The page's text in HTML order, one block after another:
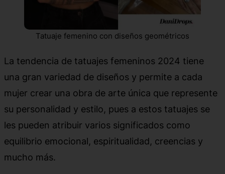
Tatuaje femenino con diseños geométricos
La tendencia de tatuajes femeninos 2024 tiene
una gran variedad de diseños y permite a cada
mujer crear una obra de arte única que represente
su personalidad y estilo, pues a estos tatuajes se
les pueden atribuir varios significados como
equilibrio emocional, espiritualidad, creencias y
mucho más.